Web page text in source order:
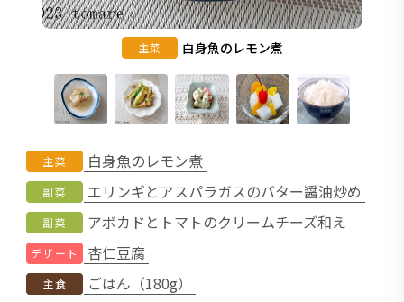
主菜 白身魚のレモン煮
主菜 白身魚のレモン煮
副菜 エリンギとアスパラガスのバター醤油炒め
副菜 アボカドとトマトのクリームチーズ和え
デザート 杏仁豆腐
主食 ごはん（180g）